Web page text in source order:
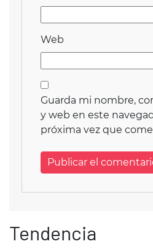
Web
Guarda mi nombre,
y web en este
próxima vez que
Tendencia